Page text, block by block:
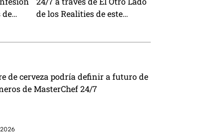
de
de los Realities de este
de cerveza podría definir a futuro de
de MasterChef 24/7